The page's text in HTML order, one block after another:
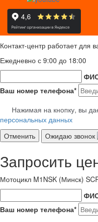
Контакт-центр работает для
Ежедневно с 9:00 до 18:00
Ваш номер телефона*
Нажимая на кнопку, вы
персональных данных
Отменить
Ожидаю звонок
Запросить
Мотоцикл M1NSK (Минск)
Ваш номер телефона*